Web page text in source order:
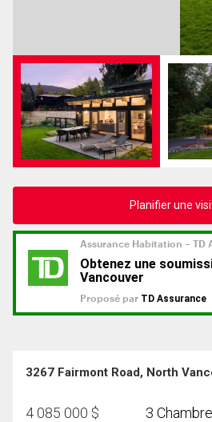
Planifier une
3267 Fairmont Road, North
4 085 000 $ 3